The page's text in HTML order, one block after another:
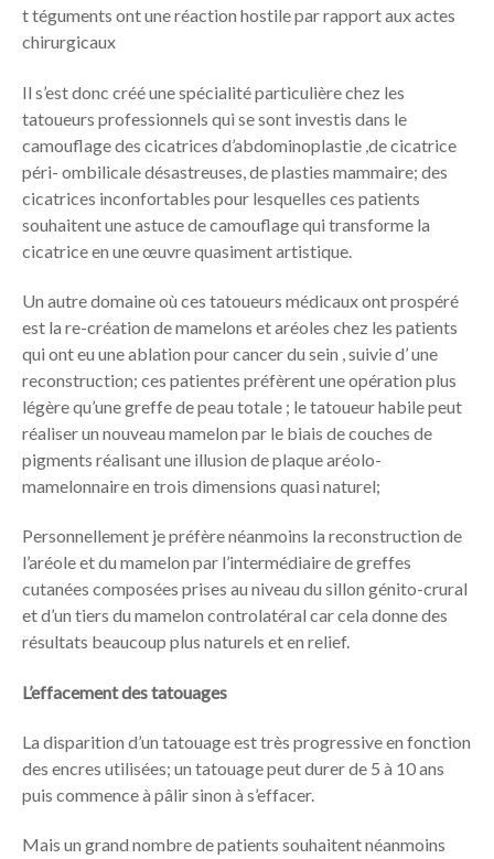
t téguments ont une réaction hostile par rapport aux actes
chirurgicaux
Il s’est donc créé une spécialité particulière chez les
tatoueurs professionnels qui se sont investis dans le
camouflage des cicatrices d’abdominoplastie ,de cicatrice
péri- ombilicale désastreuses, de plasties mammaire; des
cicatrices inconfortables pour lesquelles ces patients
souhaitent une astuce de camouflage qui transforme la
cicatrice en une œuvre quasiment artistique.
Un autre domaine où ces tatoueurs médicaux ont prospéré
est la re-création de mamelons et aréoles chez les patients
qui ont eu une ablation pour cancer du sein , suivie d’ une
reconstruction; ces patientes préfèrent une opération plus
légère qu’une greffe de peau totale ; le tatoueur habile peut
réaliser un nouveau mamelon par le biais de couches de
pigments réalisant une illusion de plaque aréolo-
mamelonnaire en trois dimensions quasi naturel;
Personnellement je préfère néanmoins la reconstruction de
l’aréole et du mamelon par l’intermédiaire de greffes
cutanées composées prises au niveau du sillon génito-crural
et d’un tiers du mamelon controlatéral car cela donne des
résultats beaucoup plus naturels et en relief.
L’effacement des tatouages
La disparition d’un tatouage est très progressive en fonction
des encres utilisées; un tatouage peut durer de 5 à 10 ans
puis commence à pâlir sinon à s’effacer.
Mais un grand nombre de patients souhaitent néanmoins